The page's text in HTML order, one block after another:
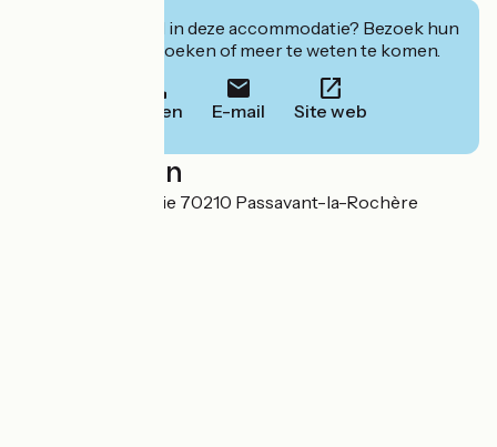
Geïnteresseerd in deze accommodatie? Bezoek hun
website om te boeken of meer te weten te komen.
Bellen E-mail Site web
Localisation
4 Rue de la Verrerie 70210 Passavant-la-Rochère